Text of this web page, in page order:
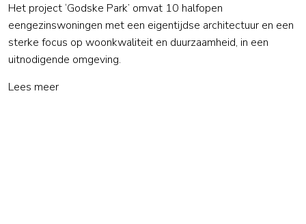
Het project ‘Godske Park’ omvat 10 halfopen
eengezinswoningen met een eigentijdse architectuur en een
sterke focus op woonkwaliteit en duurzaamheid, in een
uitnodigende omgeving.
Lees meer